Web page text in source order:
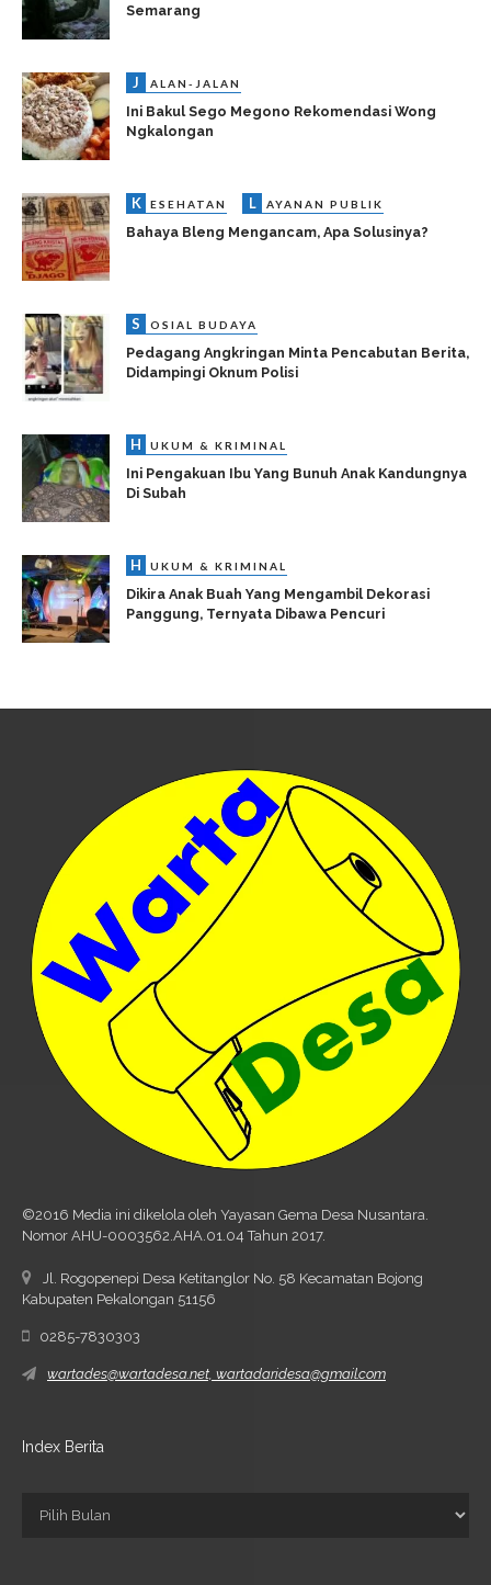
Semarang
J ALAN-JALAN
Ini Bakul Sego Megono Rekomendasi Wong
Ngkalongan
K ESEHATAN L AYANAN PUBLIK
Bahaya Bleng Mengancam, Apa Solusinya?
S OSIAL BUDAYA
Pedagang Angkringan Minta Pencabutan Berita,
Didampingi Oknum Polisi
H UKUM & KRIMINAL
Ini Pengakuan Ibu Yang Bunuh Anak Kandungnya
Di Subah
H UKUM & KRIMINAL
Dikira Anak Buah Yang Mengambil Dekorasi
Panggung, Ternyata Dibawa Pencuri
©2016 Media ini dikelola oleh Yayasan Gema Desa Nusantara.
Nomor AHU-0003562.AHA.01.04 Tahun 2017.
Jl. Rogopenepi Desa Ketitanglor No. 58 Kecamatan Bojong
Kabupaten Pekalongan 51156
0285-7830303
wartades@wartadesa.net, wartadaridesa@gmail.com
Index Berita